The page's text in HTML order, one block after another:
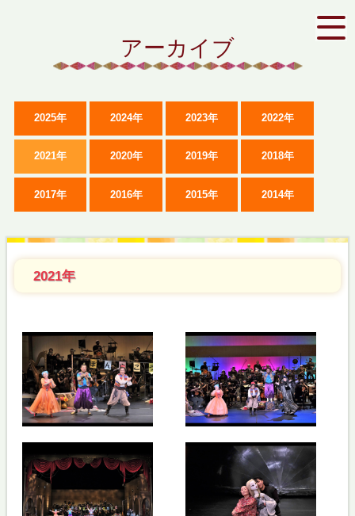
アーカイブ
2025年 2024年 2023年 2022年
2021年 2020年 2019年 2018年
2017年 2016年 2015年 2014年
2021年